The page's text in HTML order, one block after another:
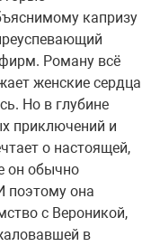
капризу
Роману всё
женские сердца
Но в глубине
приключений и
о настоящей,
он обычно
поэтому она
с Вероникой,
в